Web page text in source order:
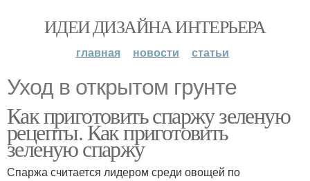
ИДЕИ ДИЗАЙНА ИНТЕРЬЕРА
главная новости статьи
Уход в открытом грунте
Как приготовить спаржу зеленую
рецепты. Как приготовить
зеленую спаржу
Спаржа считается лидером среди овощей по